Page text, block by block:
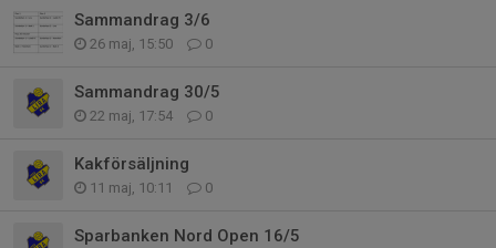
Sammandrag 3/6
26 maj, 15:50 0
Sammandrag 30/5
22 maj, 17:54 0
Kakförsäljning
11 maj, 10:11 0
Sparbanken Nord Open 16/5